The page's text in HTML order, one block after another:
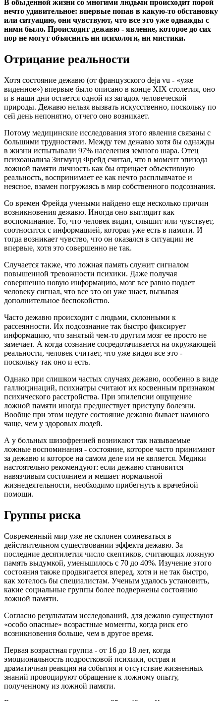
В обыденной жизни со многими людьми происходит порой
нечто удивительное: впервые попав в какую-то обстановку
или ситуацию, они чувствуют, что все это уже однажды с
ними было. Происходит дежавю - явление, которое до сих
пор не могут объяснить ни психологи, ни мистики.
Отрицание реальности
Хотя состояние дежавю (от французского deja vu - «уже
виденное») впервые было описано в конце XIX столетия, оно
и в наши дни остается одной из загадок человеческой
природы. Дежавю нельзя вызвать искусственно, поскольку по
сей день непонятно, отчего оно возникает.
Потому медицинские исследования этого явления связаны с
большими трудностями. Между тем дежавю хотя бы однажды
в жизни испытывали 97% населения земного шара. Отец
психоанализа Зигмунд Фрейд считал, что в момент эпизода
ложной памяти личность как бы отрицает объективную
реальность, воспринимает ее как нечто расплывчатое и
неясное, взамен погружаясь в мир собственного подсознания.
Со времен Фрейда учеными найдено еще несколько причин
возникновения дежавю. Иногда оно выглядит как
воспоминание. То, что человек видит, слышит или чувствует,
соотносится с информацией, которая уже есть в памяти. И
тогда возникает чувство, что он оказался в ситуации не
впервые, хотя это совершенно не так.
Случается также, что ложная память служит сигналом
повышенной тревожности психики. Даже получая
совершенно новую информацию, мозг все равно подает
человеку сигнал, что все это он уже знает, вызывая
дополнительное беспокойство.
Часто дежавю происходит с людьми, склонными к
рассеянности. Их подсознание так быстро фиксирует
информацию, что занятый чем-то другим мозг ее просто не
замечает. А когда сознание сосредотачивается на окружающей
реальности, человек считает, что уже видел все это -
поскольку так оно и есть.
Однако при слишком частых случаях дежавю, особенно в виде
галлюцинаций, психиатры считают их косвенным признаком
психического расстройства. При эпилепсии ощущение
ложной памяти иногда предшествует приступу болезни.
Вообще при этом недуге состояние дежавю бывает намного
чаще, чем у здоровых людей.
А у больных шизофренией возникают так называемые
ложные воспоминания - состояние, которое часто принимают
за дежавю и которое на самом деле им не является. Медики
настоятельно рекомендуют: если дежавю становится
навязчивым состоянием и мешает нормальной
жизнедеятельности, необходимо прибегнуть к врачебной
помощи.
Группы риска
Современный мир уже не склонен сомневаться в
действительном существовании эффекта дежавю. За
последние десятилетия число скептиков, считающих ложную
память выдумкой, уменьшилось с 70 до 40%. Изучение этого
состояния также продвигается вперед, хотя и не так быстро,
как хотелось бы специалистам. Ученым удалось установить,
какие социальные группы более подвержены состоянию
ложной памяти.
Согласно результатам исследований, для дежавю существуют
«особо опасные» возрастные моменты, когда риск его
возникновения больше, чем в другое время.
Первая возрастная группа - от 16 до 18 лет, когда
эмоциональность подростковой психики, острая и
драматичная реакция на события и отсутствие жизненных
знаний провоцируют обращение к ложному опыту,
полученному из ложной памяти.